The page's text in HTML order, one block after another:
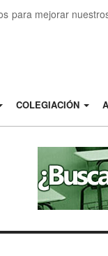
para mejorar
COLEGIACIÓN